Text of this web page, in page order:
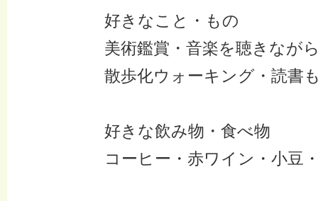
好きなこと・もの
美術鑑賞・音楽を聴きなが
散歩化ウォーキング・読書
好きな飲み物・食べ物
コーヒー・赤ワイン・小豆